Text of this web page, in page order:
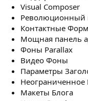
Visual Composer
Революционный
Контактные
Мощная панель
Фоны Parallax
Видео Фоны
Параметры
Макеты Блога